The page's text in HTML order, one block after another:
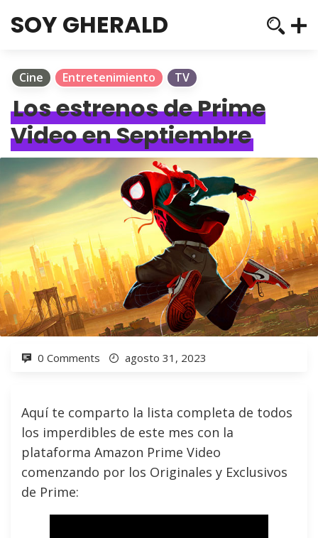
SOY GHERALD
Cine Entretenimiento TV
Los estrenos de Prime
Video en Septiembre
0 Comments agosto 31, 2023
Aquí te comparto la lista completa de todos
los imperdibles de este mes con la
plataforma Amazon Prime Video
comenzando por los Originales y Exclusivos
de Prime: